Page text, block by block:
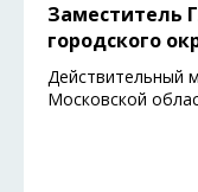
Заместитель
городского
Действительный
Московской